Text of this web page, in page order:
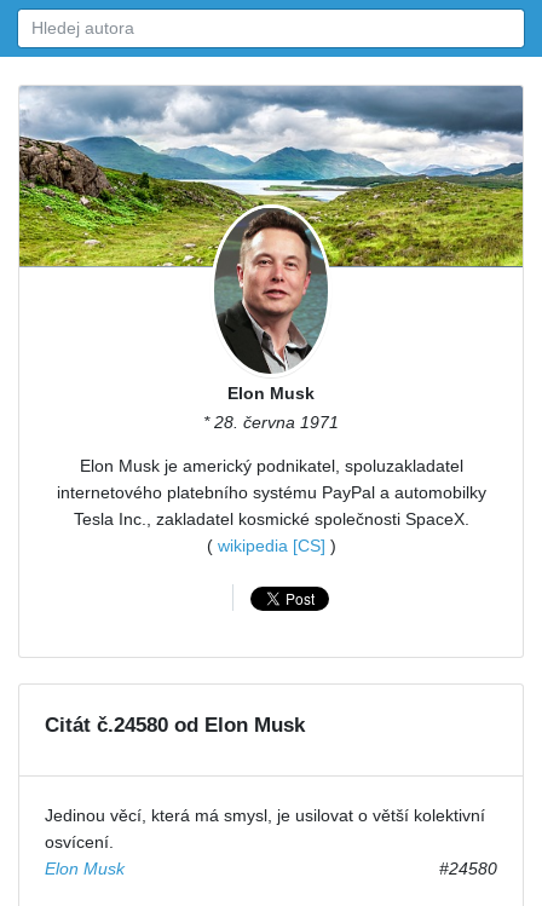
Elon Musk
* 28. června 1971
Elon Musk je americký podnikatel, spoluzakladatel
internetového platebního systému PayPal a automobilky
Tesla Inc., zakladatel kosmické společnosti SpaceX.
( wikipedia [CS] )
Citát č.24580 od Elon Musk
Jedinou věcí, která má smysl, je usilovat o větší kolektivní
osvícení.
Elon Musk
#24580